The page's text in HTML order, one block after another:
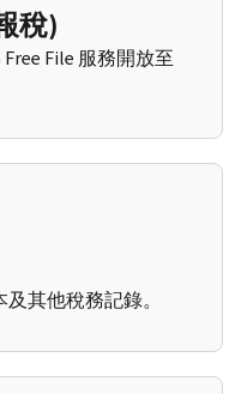
稅)
File 服務開放至
其他稅務記錄。